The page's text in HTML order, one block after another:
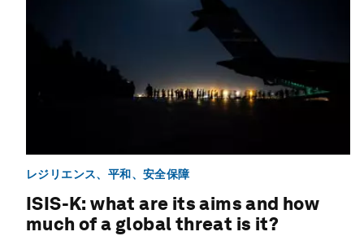
レジリエンス、平和、安全保障
ISIS-K: what are its aims and how
much of a global threat is it?